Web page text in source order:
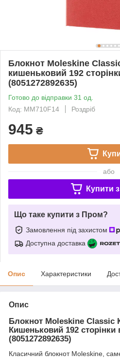
Блокнот Moleskine
кишеньковий 192
(8051272892635)
Готово до відправки 31 од.
Код: MM710F14
Роздріб
945 ₴
або
Купити з
Що таке купити з Пром?
Замовлення під захистом
Доступна доставка
Опис Характеристики
Опис
Блокнот Moleskine Classic
Кишеньковий 192 сторінки
(8051272892635)
Класичний блокнот Moleskine,